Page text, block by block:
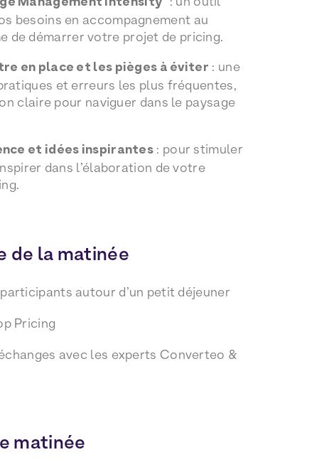
besoins en accompagnement au
de démarrer votre projet de pricing.
en place et les pièges à éviter : une
et erreurs les plus fréquentes,
claire pour naviguer dans le paysage
et idées inspirantes : pour stimuler
dans l’élaboration de votre
de la matinée
autour d’un petit déjeuner
Pricing
avec les experts Converteo &
matinée